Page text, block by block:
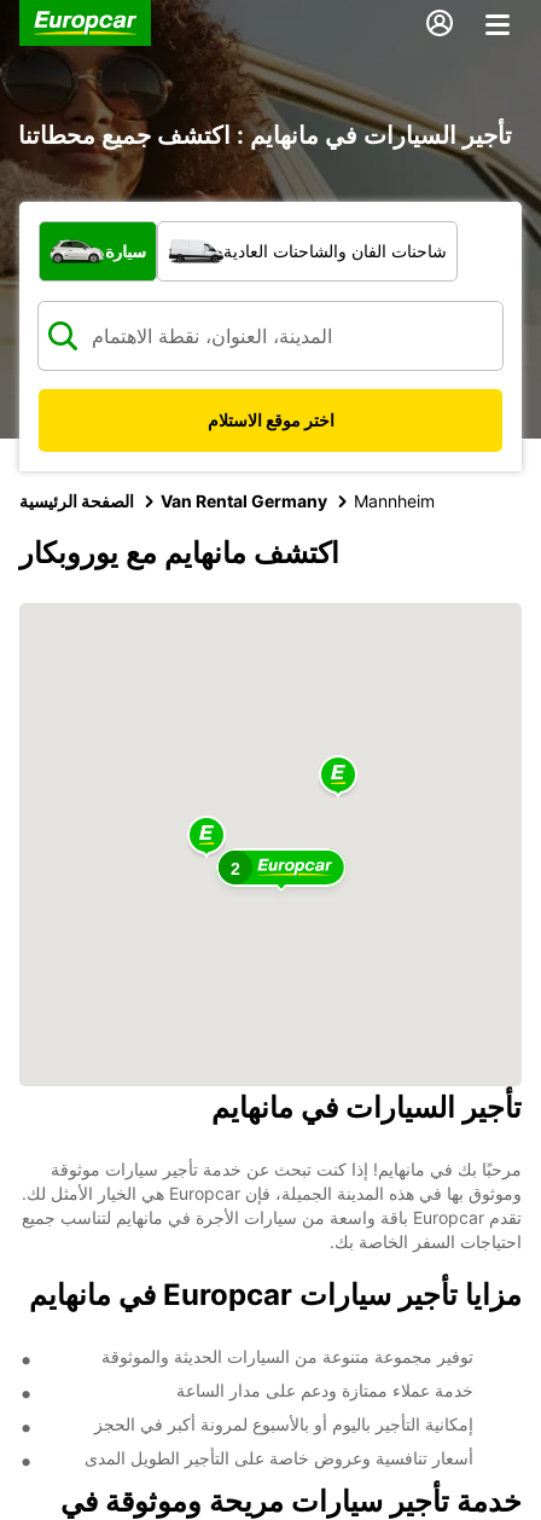
تأجير السيارات في مانهايم : اكتشف جميع محطاتنا
ما نوع المركبة؟
سيارة شاحنات الفان والشاحنات العادية
اختر موقع الاستلام
الصفحة الرئيسية Van Rental Germany Mannheim
اكتشف مانهايم مع يوروبكار
2
تأجير السيارات في مانهايم
مرحبًا بك في مانهايم! إذا كنت تبحث عن خدمة تأجير سيارات موثوقة
وموثوق بها في هذه المدينة الجميلة، فإن Europcar هي الخيار الأمثل لك.
تقدم Europcar باقة واسعة من سيارات الأجرة في مانهايم لتناسب جميع
احتياجات السفر الخاصة بك.
مزايا تأجير سيارات Europcar في مانهايم
توفير مجموعة متنوعة من السيارات الحديثة والموثوقة
خدمة عملاء ممتازة ودعم على مدار الساعة
إمكانية التأجير باليوم أو بالأسبوع لمرونة أكبر في الحجز
أسعار تنافسية وعروض خاصة على التأجير الطويل المدى
خدمة تأجير سيارات مريحة وموثوقة في